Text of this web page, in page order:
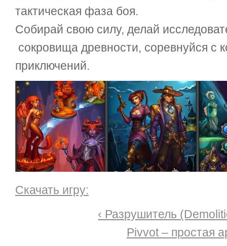
тактическая фаза боя.
Собирай свою силу, делай
сокровища древности, соревнуйся с
приключений.
Скачать игру:
‹ Разрушитель
Pivvot – простая